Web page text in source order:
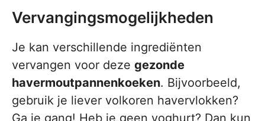
Vervangingsmogelijkheden
Je kan verschillende ingrediënten
vervangen voor deze gezonde
havermoutpannenkoeken. Bijvoorbeeld,
gebruik je liever volkoren havervlokken?
Ga je gang! Heb je geen yoghurt? Dan kun